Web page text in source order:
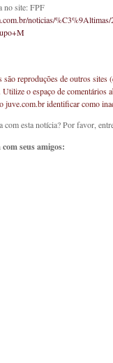
no site: FPF
noticias/
reproduções de outros
o espaço de comentários
juve.com.br identificar como
com esta notícia? Por favor,
seus amigos: